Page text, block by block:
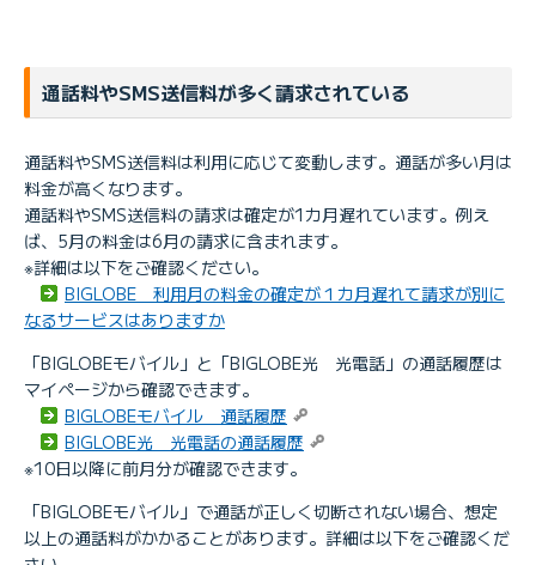
通話料やSMS送信料が多く請求されている
通話料やSMS送信料は利用に応じて変動します。通話が多い月は
料金が高くなります。
通話料やSMS送信料の請求は確定が1カ月遅れています。例え
ば、5月の料金は6月の請求に含まれます。
※詳細は以下をご確認ください。
BIGLOBE 利用月の料金の確定が１カ月遅れて請求が別に
なるサービスはありますか
「BIGLOBEモバイル」と「BIGLOBE光 光電話」の通話履歴は
マイページから確認できます。
BIGLOBEモバイル 通話履歴
BIGLOBE光 光電話の通話履歴
※10日以降に前月分が確認できます。
「BIGLOBEモバイル」で通話が正しく切断されない場合、想定
以上の通話料がかかることがあります。詳細は以下をご確認くだ